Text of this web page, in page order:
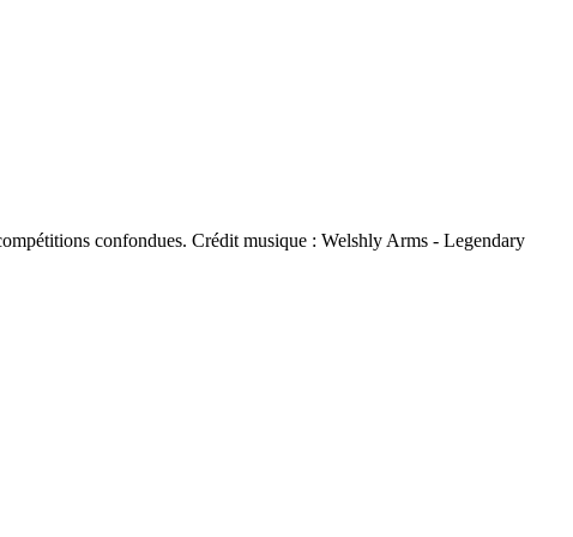
confondues. Crédit musique : Welshly Arms - Legendary